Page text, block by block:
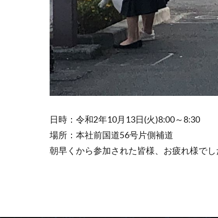
日時：令和2年10月13日(火)8:00～8:30
場所：本社前国道56号片側補道
朝早くから参加された皆様、お疲れ様で